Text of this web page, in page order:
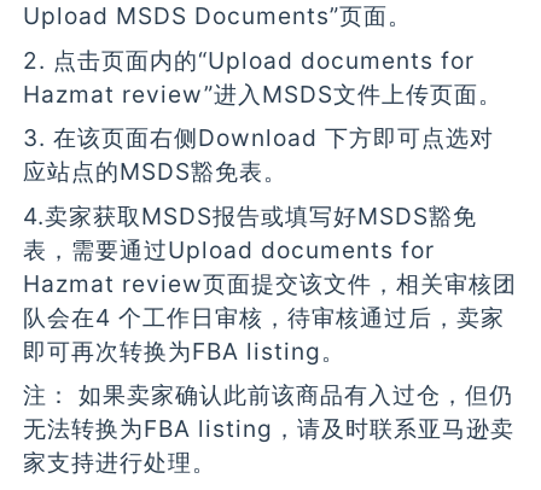
Upload MSDS Documents”页面。
2. 点击页面内的“Upload documents for
Hazmat review”进入MSDS文件上传页面。
3. 在该页面右侧Download 下方即可点选对
应站点的MSDS豁免表。
4.卖家获取MSDS报告或填写好MSDS豁免
表，需要通过Upload documents for
Hazmat review页面提交该文件，相关审核团
队会在4 个工作日审核，待审核通过后，卖家
即可再次转换为FBA listing。
注： 如果卖家确认此前该商品有入过仓，但仍
无法转换为FBA listing，请及时联系亚马逊卖
家支持进行处理。